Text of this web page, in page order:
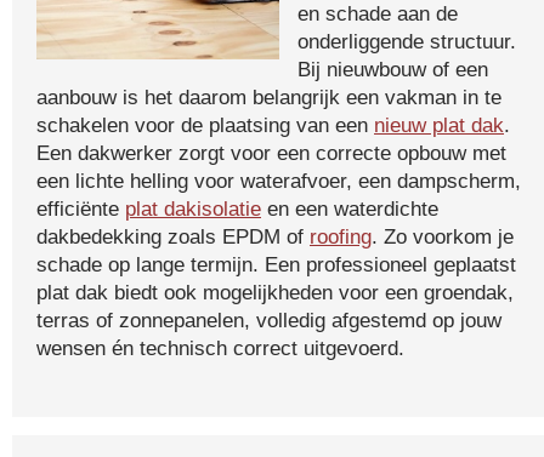
en schade aan de
onderliggende structuur.
Bij nieuwbouw of een
aanbouw is het daarom belangrijk een vakman in te
schakelen voor de plaatsing van een nieuw plat dak.
Een dakwerker zorgt voor een correcte opbouw met
een lichte helling voor waterafvoer, een dampscherm,
efficiënte plat dakisolatie en een waterdichte
dakbedekking zoals EPDM of roofing. Zo voorkom je
schade op lange termijn. Een professioneel geplaatst
plat dak biedt ook mogelijkheden voor een groendak,
terras of zonnepanelen, volledig afgestemd op jouw
wensen én technisch correct uitgevoerd.